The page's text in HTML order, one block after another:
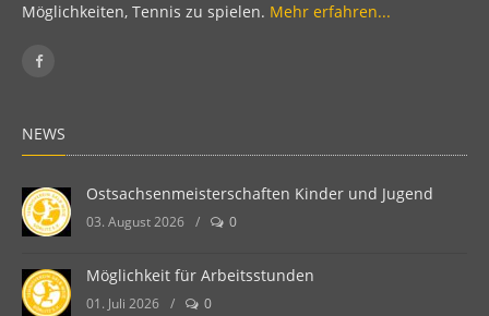
Möglichkeiten, Tennis zu spielen. Mehr erfahren...
NEWS
Ostsachsenmeisterschaften Kinder und Jugend
03. August 2026 / 0
Möglichkeit für Arbeitsstunden
01. Juli 2026 / 0